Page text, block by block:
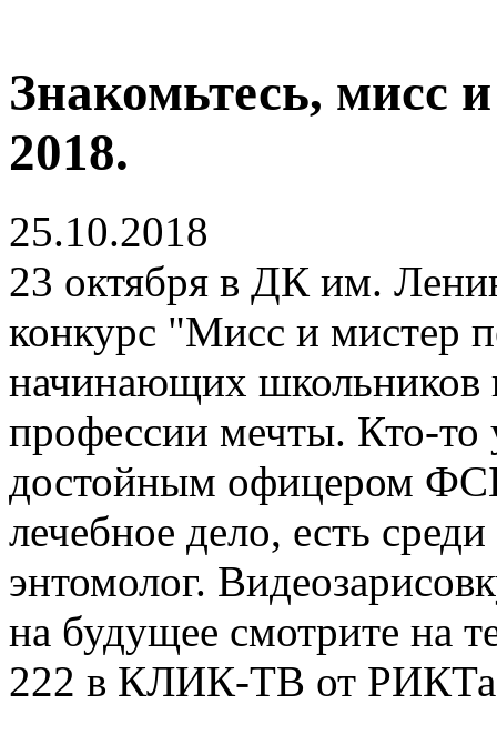
Знакомьтесь, мисс
2018.
25.10.2018
23 октября в ДК им.
конкурс "Мисс и мистер
начинающих школьников
профессии мечты. Кто-то
достойным офицером
лечебное дело, есть
энтомолог.
на будущее смотрите на
222 в КЛИК-ТВ от